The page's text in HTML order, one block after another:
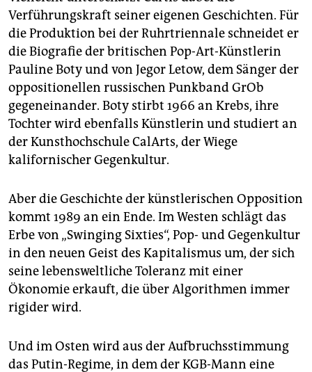
Verführungskraft seiner eigenen Geschichten. Für
die Produktion bei der Ruhrtriennale schneidet er
die Biografie der britischen Pop-Art-Künstlerin
Pauline Boty und von Jegor Letow, dem Sänger der
oppositionellen russischen Punkband GrOb
gegeneinander. Boty stirbt 1966 an Krebs, ihre
Tochter wird ebenfalls Künstlerin und studiert an
der Kunsthochschule CalArts, der Wiege
kalifornischer Gegenkultur.
Aber die Geschichte der künstlerischen Opposition
kommt 1989 an ein Ende. Im Westen schlägt das
Erbe von „Swinging Sixties“, Pop- und Gegenkultur
in den neuen Geist des Kapitalismus um, der sich
seine lebensweltliche Toleranz mit einer
Ökonomie erkauft, die über Algorithmen immer
rigider wird.
Und im Osten wird aus der Aufbruchsstimmung
das Putin-Regime, in dem der KGB-Mann eine